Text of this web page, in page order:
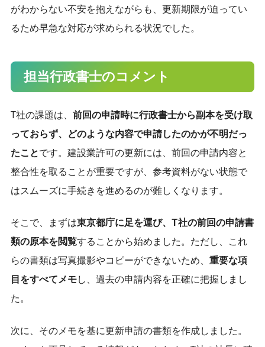
がわからない不安を抱えながらも、更新期限が迫ってい
るため早急な対応が求められる状況でした。
担当行政書士のコメント
T社の課題は、 前回の申請時に行政書士から副本を受け取
っておらず、どのような内容で申請したのかが不明だっ
たことです。建設業許可の更新には、前回の申請内容と
整合性を取ることが重要ですが、参考資料がない状態で
はスムーズに手続きを進めるのが難しくなります。
そこで、まずは東京都庁に足を運び、T社の前回の申請書
類の原本を閲覧することから始めました。ただし、これ
らの書類は写真撮影やコピーができないため、 重要な項
目をすべてメモし、過去の申請内容を正確に把握しまし
た。
次に、そのメモを基に更新申請の書類を作成しました。